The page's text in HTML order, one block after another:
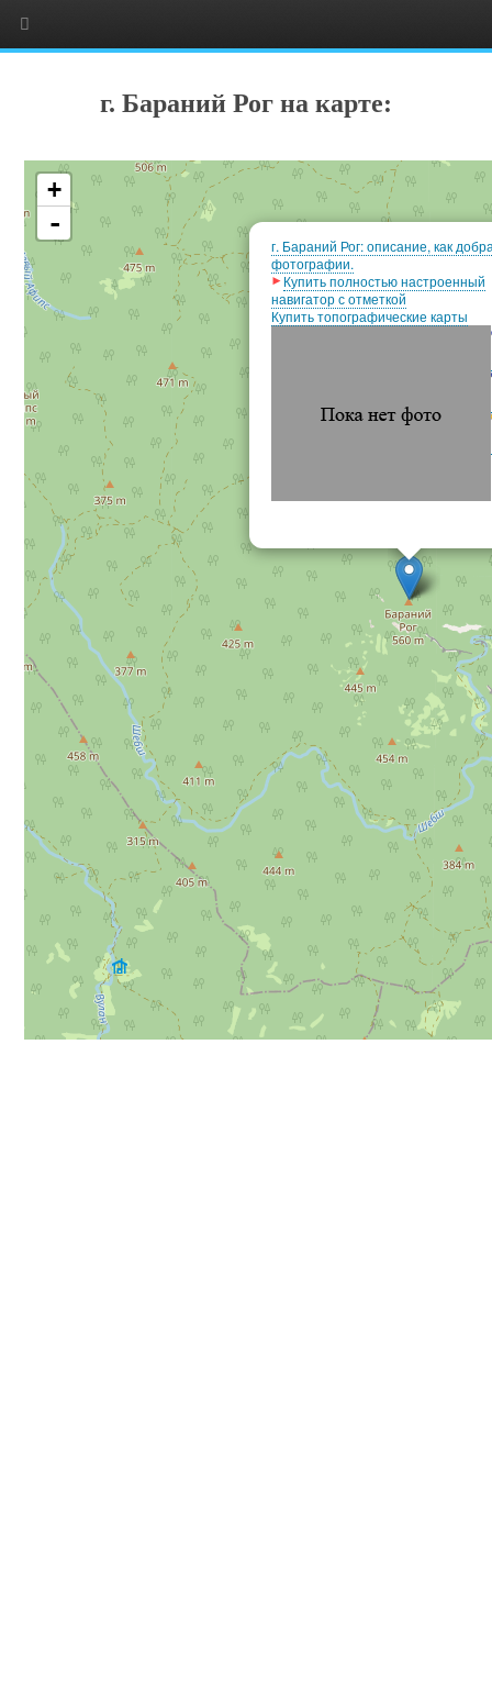
г. Бараний Рог на карте:
г. Бараний Рог: описание, как
фотографии.
Купить полностью настроенный
навигатор с отметкой
Купить топографические карты
+
-